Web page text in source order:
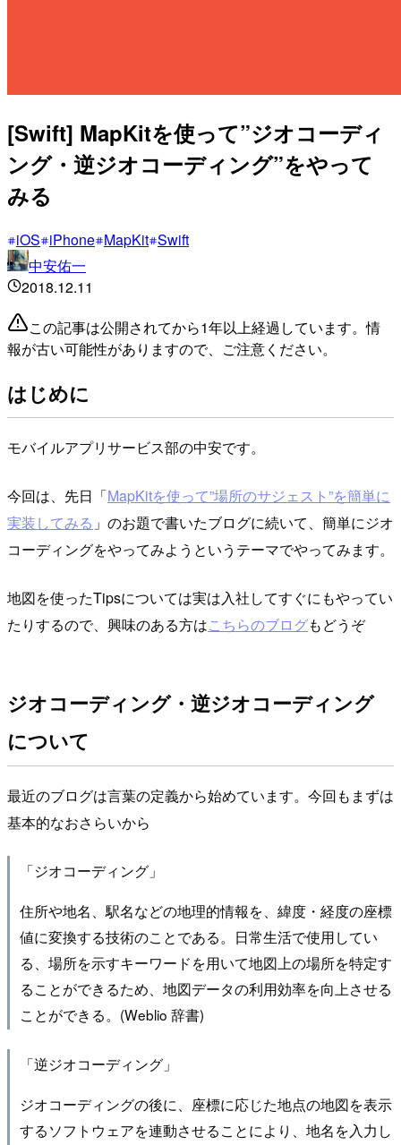
[Swift] MapKitを使って”ジオコーディ
ング・逆ジオコーディング”をやって
みる
iOS iPhone MapKit Swift
中安佑一
2018.12.11
この記事は公開されてから1年以上経過しています。情
報が古い可能性がありますので、ご注意ください。
はじめに
モバイルアプリサービス部の中安です。
今回は、先日「MapKitを使って”場所のサジェスト”を簡単に
実装してみる 」のお題で書いたブログに続いて、簡単にジオ
コーディングをやってみようというテーマでやってみます。
地図を使ったTipsについては実は入社してすぐにもやってい
たりするので、興味のある方はこちらのブログもどうぞ
ジオコーディング・逆ジオコーディング
について
最近のブログは言葉の定義から始めています。今回もまずは
基本的なおさらいから
「ジオコーディング」
住所や地名、駅名などの地理的情報を、緯度・経度の座標
値に変換する技術のことである。日常生活で使用してい
る、場所を示すキーワードを用いて地図上の場所を特定す
ることができるため、地図データの利用効率を向上させる
ことができる。(Weblio 辞書)
「逆ジオコーディング」
ジオコーディングの後に、座標に応じた地点の地図を表示
するソフトウェアを連動させることにより、地名を入力し